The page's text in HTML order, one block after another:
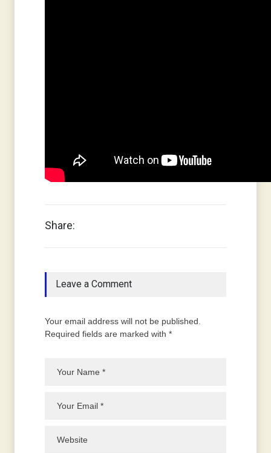
Share:
Leave a Comment
Your email address will not be published.
Required fields are marked with *